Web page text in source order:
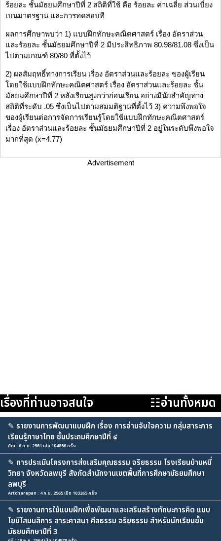
ร้อยละ ชั้นมัธยมศึกษาปีที่ 2 สถิติที่ใช้ คือ ร้อยละ ค่าเฉลี่ย ส่วนเบี่ยง
เบนมาตรฐาน และการทดสอบที
ผลการศึกษาพบว่า 1) แบบฝึกทักษะคณิตศาสตร์ เรื่อง อัตราส่วน
และร้อยละ ชั้นมัธยมศึกษาปีที่ 2 มีประสิทธิภาพ 80.98/81.08 ซึ่งเป็น
ไปตามเกณฑ์ 80/80 ที่ตั้งไว้
2) ผลสัมฤทธิ์ทางการเรียน เรื่อง อัตราส่วนและร้อยละ ของผู้เรียน
โดยใช้แบบฝึกทักษะคณิตศาสตร์ เรื่อง อัตราส่วนและร้อยละ ชั้น
มัธยมศึกษาปีที่ 2 หลังเรียนสูงกว่าก่อนเรียน อย่างมีนัยสำคัญทาง
สถิติที่ระดับ .05 ซึ่งเป็นไปตามสมมติฐานที่ตั้งไว้ 3) ความพึงพอใจ
ของผู้เรียนต่อการจัดการเรียนรู้โดยใช้แบบฝึกทักษะคณิตศาสตร์
เรื่อง อัตราส่วนและร้อยละ ชั้นมัธยมศึกษาปีที่ 2 อยู่ในระดับพึงพอใจ
มากที่สุด (x̄=4.77)
Advertisement
เรื่องที่ท่านอาจสนใจ ☷อ่านทั้งหมด
✎ รายงานการพัฒนาแบบฝึก เรื่อง การอ่านจับใจความ กลุ่มสาระการ
เรียนรู้ภาษาไทย ชั้นประถมศึกษาปีที่ ๔
กัณ : 6 ก.ค. 2561 เปิด 104856 ครั้ง
✎ การประเมินโครงการส่งเสริมคุณธรรม จริยธรรม โรงเรียนบ้านหมี่
วิทยา จังหวัดลพบุรี สังกัดสำนักงานเขตพื้นที่การศึกษามัธยมศึกษา
ลพบุรี
Artcharapan : 4 ก.ย. 2565 เปิด 103265 ครั้ง
✎ รายงานการใช้แบบฝึกเพื่อพัฒนาและเสริมสร้างทักษะการคิด แบบ
โยนิโสมนสิการ สาระศาสนา ศีลธรรม จริยธรรม สำหรับนักเรียนชั้น
มัธยมศึกษาปีที่ 3